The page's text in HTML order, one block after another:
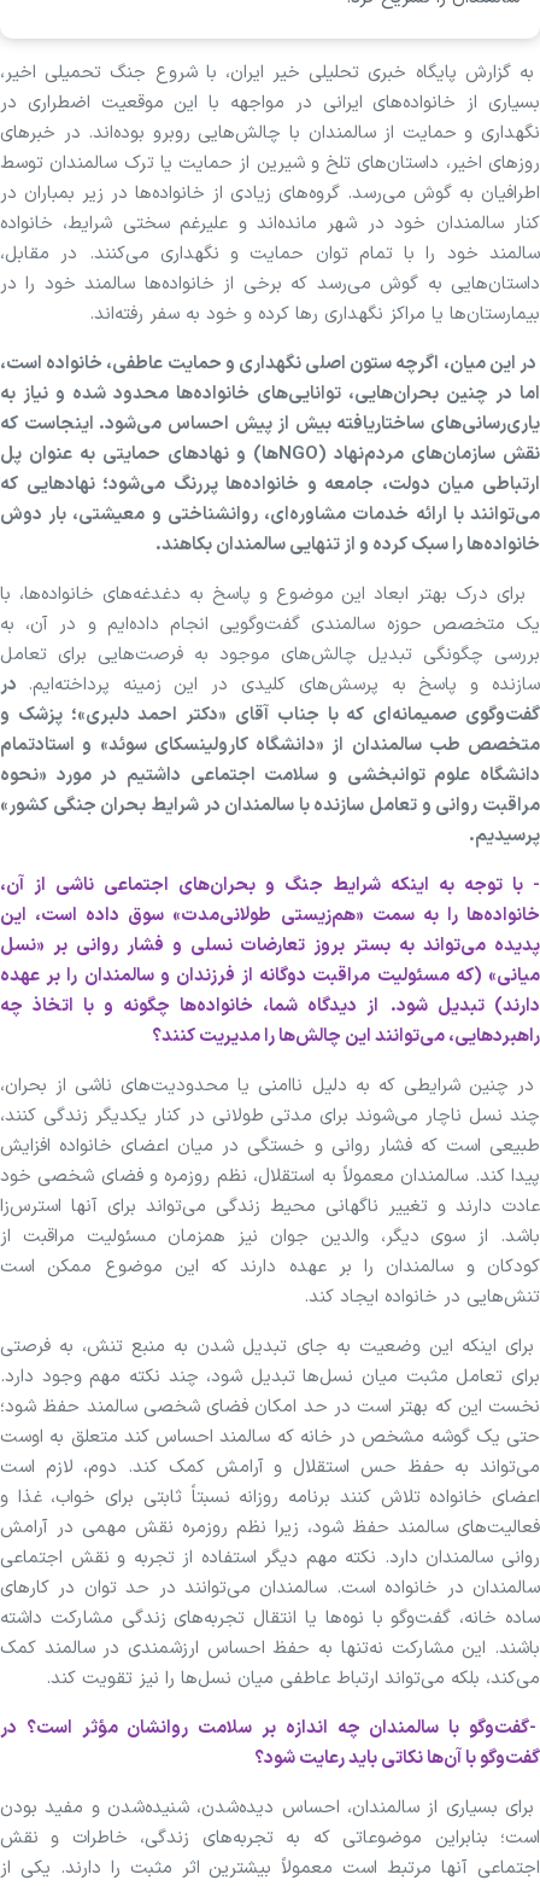
به گزارش پایگاه خبری تحلیلی خیر ایران، با شروع جنگ تحمیلی اخیر،
بسیاری از خانواده‌های ایرانی در مواجهه با این موقعیت اضطراری در
نگهداری و حمایت از سالمندان با چالش‌هایی روبرو بوده‌اند. در خبرهای
روزهای اخیر، داستان‌های تلخ و شیرین از حمایت یا ترک سالمندان توسط
اطرافیان به گوش می‌رسد. گروه‌های زیادی از خانواده‌ها در زیر بمباران در
کنار سالمندان خود در شهر مانده‌اند و علیرغم سختی شرایط، خانواده
سالمند خود را با تمام توان حمایت و نگهداری می‌کنند. در مقابل،
داستان‌هایی به گوش می‌رسد که برخی از خانواده‌ها سالمند خود را در
بیمارستان‌ها یا مراکز نگهداری رها کرده و خود به سفر رفته‌اند.
در این میان، اگرچه ستون اصلی نگهداری و حمایت عاطفی، خانواده است،
اما در چنین بحران‌هایی، توانایی‌های خانواده‌ها محدود شده و نیاز به
یاری‌رسانی‌های ساختاریافته بیش از پیش احساس می‌شود. اینجاست که
نقش سازمان‌های مردم‌نهاد (NGOها) و نهادهای حمایتی به عنوان پل
ارتباطی میان دولت، جامعه و خانواده‌ها پررنگ می‌شود؛ نهادهایی که
می‌توانند با ارائه خدمات مشاوره‌ای، روانشناختی و معیشتی، بار دوش
خانواده‌ها را سبک کرده و از تنهایی سالمندان بکاهند.
برای درک بهتر ابعاد این موضوع و پاسخ به دغدغه‌های خانواده‌ها، با
یک متخصص حوزه سالمندی گفت‌وگویی انجام داده‌ایم و در آن، به
بررسی چگونگی تبدیل چالش‌های موجود به فرصت‌هایی برای تعامل
سازنده و پاسخ به پرسش‌های کلیدی در این زمینه پرداخته‌ایم. در
گفت‌وگوی صمیمانه‌ای که با جناب آقای «دکتر احمد دلبری»؛ پزشک و
متخصص طب سالمندان از «دانشگاه کارولینسکای سوئد» و استادتمام
دانشگاه علوم توانبخشی و سلامت اجتماعی داشتیم در مورد «نحوه
مراقبت روانی و تعامل سازنده با سالمندان در شرایط بحران جنگی کشور»
پرسیدیم.
- با توجه به اینکه شرایط جنگ و بحران‌های اجتماعی ناشی از آن،
خانواده‌ها را به سمت «هم‌زیستی طولانی‌مدت» سوق داده است، این
پدیده می‌تواند به بستر بروز تعارضات نسلی و فشار روانی بر «نسل
میانی» (که مسئولیت مراقبت دوگانه از فرزندان و سالمندان را بر عهده
دارند) تبدیل شود. از دیدگاه شما، خانواده‌ها چگونه و با اتخاذ چه
راهبردهایی، می‌توانند این چالش‌ها را مدیریت کنند؟
در چنین شرایطی که به دلیل ناامنی یا محدودیت‌های ناشی از بحران،
چند نسل ناچار می‌شوند برای مدتی طولانی در کنار یکدیگر زندگی کنند،
طبیعی است که فشار روانی و خستگی در میان اعضای خانواده افزایش
پیدا کند. سالمندان معمولاً به استقلال، نظم روزمره و فضای شخصی خود
عادت دارند و تغییر ناگهانی محیط زندگی می‌تواند برای آنها استرس‌زا
باشد. از سوی دیگر، والدین جوان نیز همزمان مسئولیت مراقبت از
کودکان و سالمندان را بر عهده دارند که این موضوع ممکن است
تنش‌هایی در خانواده ایجاد کند.
برای اینکه این وضعیت به جای تبدیل شدن به منبع تنش، به فرصتی
برای تعامل مثبت میان نسل‌ها تبدیل شود، چند نکته مهم وجود دارد.
نخست این که بهتر است در حد امکان فضای شخصی سالمند حفظ شود؛
حتی یک گوشه مشخص در خانه که سالمند احساس کند متعلق به اوست
می‌تواند به حفظ حس استقلال و آرامش کمک کند. دوم، لازم است
اعضای خانواده تلاش کنند برنامه روزانه نسبتاً ثابتی برای خواب، غذا و
فعالیت‌های سالمند حفظ شود، زیرا نظم روزمره نقش مهمی در آرامش
روانی سالمندان دارد. نکته مهم دیگر استفاده از تجربه و نقش اجتماعی
سالمندان در خانواده است. سالمندان می‌توانند در حد توان در کار‌های
ساده خانه، گفت‌و‌گو با نوه‌ها یا انتقال تجربه‌های زندگی مشارکت داشته
باشند. این مشارکت نه‌تنها به حفظ احساس ارزشمندی در سالمند کمک
می‌کند، بلکه می‌تواند ارتباط عاطفی میان نسل‌ها را نیز تقویت کند.
-گفت‌وگو با سالمندان چه اندازه بر سلامت روانشان مؤثر است؟ در
گفت‌وگو با آن‌ها نکاتی باید رعایت شود؟
برای بسیاری از سالمندان، احساس دیده‌شدن، شنیده‌شدن و مفید بودن
است؛ بنابراین موضوعاتی که به تجربه‌های زندگی، خاطرات و نقش
اجتماعی آنها مرتبط است معمولاً بیشترین اثر مثبت را دارند. یکی از